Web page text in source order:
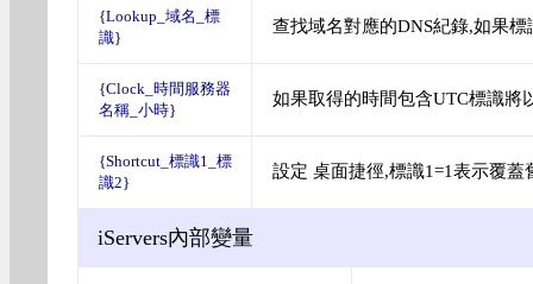
{Lookup_域名_標
識}
查找域名對應的DNS紀錄,如果
{Clock_時間服務器
名稱_小時}
如果取得的時間包含UTC標識將
{Shortcut_標識1_標
識2}
設定 桌面捷徑,標識1=1表示覆
iServers內部變量